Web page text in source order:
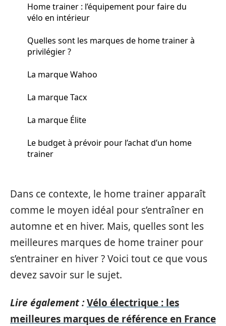
Home trainer : l’équipement pour faire du
vélo en intérieur
Quelles sont les marques de home trainer à
privilégier ?
La marque Wahoo
La marque Tacx
La marque Élite
Le budget à prévoir pour l’achat d’un home
trainer
Dans ce contexte, le home trainer apparaît
comme le moyen idéal pour s’entraîner en
automne et en hiver. Mais, quelles sont les
meilleures marques de home trainer pour
s’entrainer en hiver ? Voici tout ce que vous
devez savoir sur le sujet.
Lire également :Vélo électrique : les
meilleures marques de référence en France